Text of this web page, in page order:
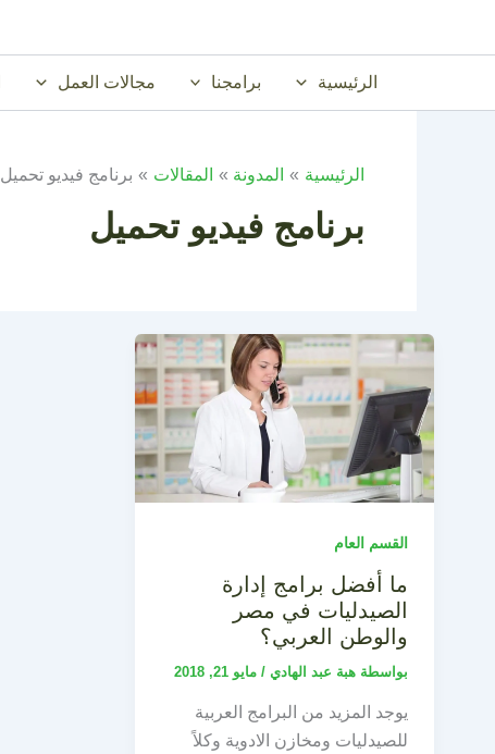
الرئيسية برامجنا مجالات العمل
الرئيسية المدونة المقالات برنامج فيديو تحميل
برنامج فيديو تحميل
القسم العام
ما أفضل برامج إدارة
الصيدليات في مصر
والوطن العربي؟
بواسطة هبة عبد الهادي / مايو 21, 2018
يوجد المزيد من البرامج العربية
للصيدليات ومخازن الادوية وكلاً